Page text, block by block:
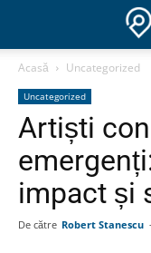
Acasă Uncategorized
Uncategorized
Artiști
impact și
De către Robert Stanescu -